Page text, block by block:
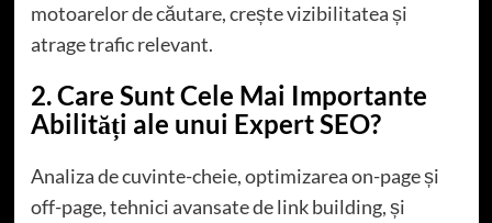
motoarelor de căutare, crește vizibilitatea și
atrage trafic relevant.
2. Care Sunt Cele Mai Importante
Abilități ale unui Expert SEO?
Analiza de cuvinte-cheie, optimizarea on-page și
off-page, tehnici avansate de link building, și